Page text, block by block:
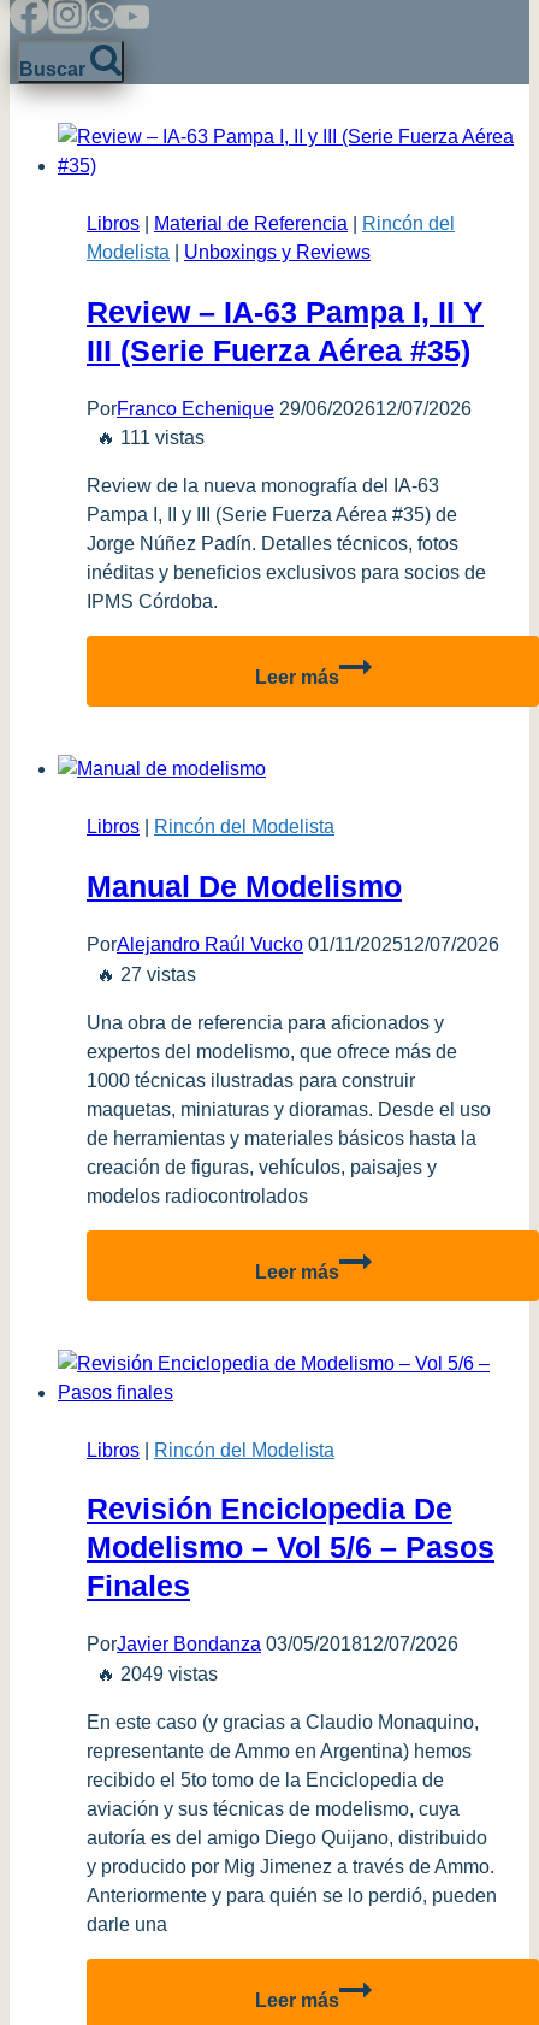
Buscar
Libros Material de Referencia
Rincón del
Modelista
Unboxings y Reviews
Review – IA-63 Pampa I, II Y
III (Serie Fuerza Aérea #35)
PorFranco Echenique 29/06/202612/07/2026
🔥 111 vistas
Review de la nueva monografía del IA-63
Pampa I, II y III (Serie Fuerza Aérea #35) de
Jorge Núñez Padín. Detalles técnicos, fotos
inéditas y beneficios exclusivos para socios de
IPMS Córdoba.
Leer más
Review
III
Fuerza
#35)
Libros Rincón del Modelista
Manual De Modelismo
PorAlejandro Raúl Vucko 01/11/202512/07/2026
🔥 27 vistas
Una obra de referencia para aficionados y
expertos del modelismo, que ofrece más de
1000 técnicas ilustradas para construir
maquetas, miniaturas y dioramas. Desde el uso
de herramientas y materiales básicos hasta la
creación de figuras, vehículos, paisajes y
modelos radiocontrolados
Leer más
Manual
Libros Rincón del Modelista
Revisión Enciclopedia De
Modelismo – Vol 5/6 – Pasos
Finales
PorJavier Bondanza 03/05/201812/07/2026
🔥 2049 vistas
En este caso (y gracias a Claudio Monaquino,
representante de Ammo en Argentina) hemos
recibido el 5to tomo de la Enciclopedia de
aviación y sus técnicas de modelismo, cuya
autoría es del amigo Diego Quijano, distribuido
y producido por Mig Jimenez a través de Ammo.
Anteriormente y para quién se lo perdió, pueden
darle una
Leer más
Revisión